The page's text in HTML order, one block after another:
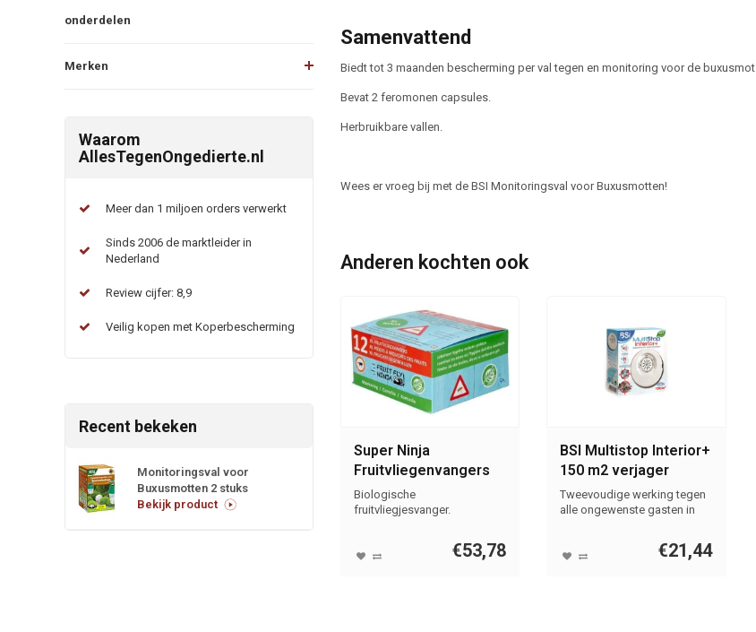
onderdelen
Merken
Waarom
AllesTegenOngedierte.nl
Meer dan 1 miljoen orders verwerkt
Sinds 2006 de marktleider in
Nederland
Review cijfer: 8,9
Veilig kopen met Koperbescherming
Recent bekeken
Monitoringsval voor
Buxusmotten 2 stuks
Bekijk product
Samenvattend
Biedt tot 3 maanden bescherming per val tegen en monitoring voor de buxusmot.
Bevat 2 feromonen capsules.
Herbruikbare vallen.
Wees er vroeg bij met de BSI Monitoringsval voor Buxusmotten!
Anderen kochten ook
Super Ninja
Fruitvliegenvangers
12 stuks
Biologische
fruitvliegjesvanger.
€53,78
BSI Multistop Interior+
150 m2 verjager
Tweevoudige werking tegen
alle ongewenste gasten in
€21,44